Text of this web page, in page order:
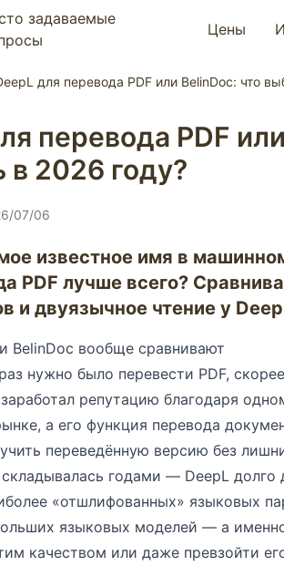
задаваемые
Цены
для перевода PDF или BelinDoc: что
перевода PDF
в 2026 году?
07/06
известное имя в
PDF лучше всего?
и двуязычное чтение у
BelinDoc вообще сравнивают
нужно было перевести PDF,
репутацию благодаря
а его функция перевода
переведённую версию без
годами — DeepL
«отшлифованных» языковых
языковых моделей — а
качеством или даже превзойти